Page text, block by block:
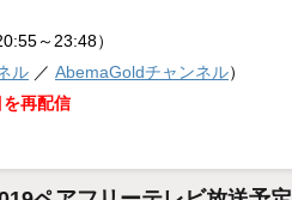
20:55～23:48）
ル ／ AbemaGoldチャンネル）
再配信